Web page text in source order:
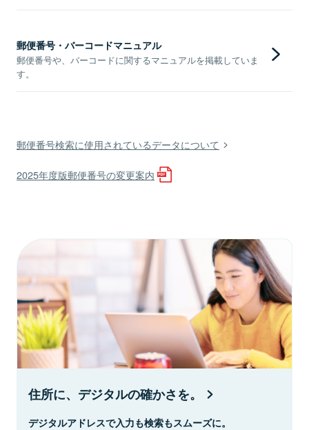
郵便番号・バーコードマニュアル
郵便番号や、バーコードに関するマニュアルを掲載していま
す。
郵便番号検索に使用されているデータについて
2025年度版郵便番号の変更案内
住所に、デジタルの確かさを。
デジタルアドレスで入力も検索もスムーズに。